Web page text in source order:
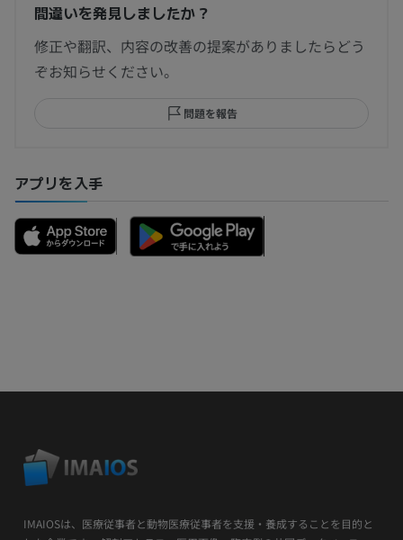
間違いを発見しましたか？
修正や翻訳、内容の改善の提案がありましたらどう
ぞお知らせください。
問題を報告
アプリを入手
IMAIOSは、医療従事者と動物医療従事者を支援・養成することを目的と